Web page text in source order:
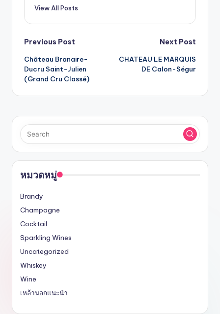
View All Posts
Previous Post
Château Branaire-
Ducru Saint-Julien
(Grand Cru Classé)
Next Post
CHATEAU LE MARQUIS
DE Calon-Ségur
หมวดหมู่
Brandy
Champagne
Cocktail
Sparkling Wines
Uncategorized
Whiskey
Wine
เหล้านอกแนะนำ